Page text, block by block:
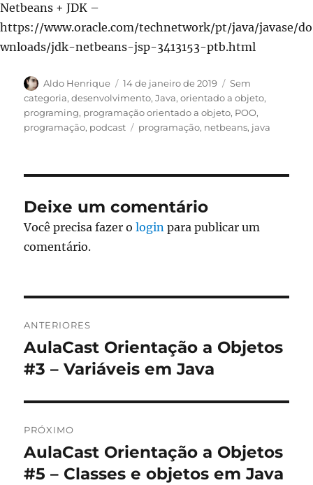
Netbeans + JDK –
https://www.oracle.com/technetwork/pt/java/javase/do
wnloads/jdk-netbeans-jsp-3413153-ptb.html
Autor
Aldo Henrique
Publicado
em
14 de janeiro de 2019 Categorias
Sem
categoria,desenvolvimento,Java,orientado a objeto,
programing, programação orientado a objeto, POO,
programação, podcast Tags
programação, netbeans, java
Deixe um comentário
Você precisa fazer ologin para publicar um
comentário.
de
Post
ANTERIORES
Post
anterior:
AulaCast Orientação a Objetos
#3 – Variáveis em Java
PRÓXIMO
Próximo
post:
AulaCast Orientação a Objetos
#5 – Classes e objetos em Java